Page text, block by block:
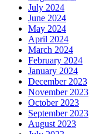
July 2024
June 2024
May 2024
April 2024
March 2024
February 2024
January 2024
December 2023
November 2023
October 2023
September 2023
August 2023